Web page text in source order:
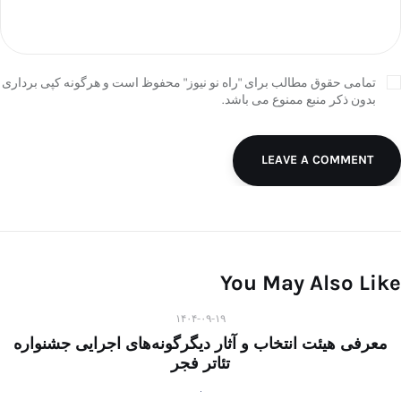
تمامی حقوق مطالب برای "راه نو نیوز" محفوظ است و هرگونه کپی برداری
بدون ذکر منبع ممنوع می باشد.
LEAVE A COMMENT
You May Also Like
۱۴۰۴-۰۹-۱۹
معرفی هیئت انتخاب و آثار دیگرگونه‌های اجرایی جشنواره
تئاتر فجر